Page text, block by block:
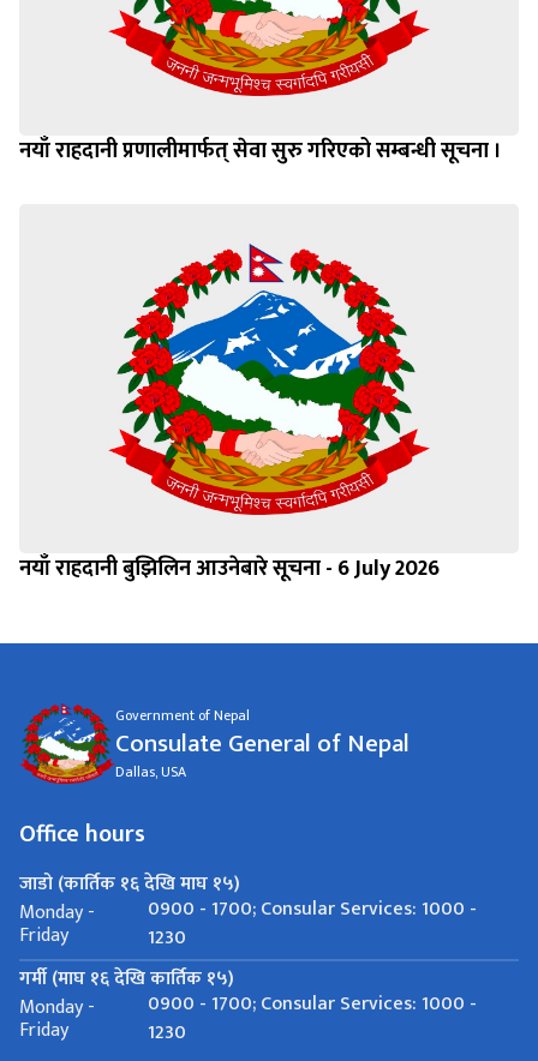
नयाँ राहदानी प्रणालीमार्फत् सेवा सुरु गरिएको सम्बन्धी सूचना ।
नयाँ राहदानी बुझिलिन आउनेबारे सूचना - 6 July 2026
Government of Nepal
Consulate General of Nepal
Dallas, USA
Office hours
जाडो (कार्तिक १६ देखि माघ १५)
Monday -
Friday
0900 - 1700; Consular Services: 1000 -
1230
गर्मी (माघ १६ देखि कार्तिक १५)
Monday -
Friday
0900 - 1700; Consular Services: 1000 -
1230